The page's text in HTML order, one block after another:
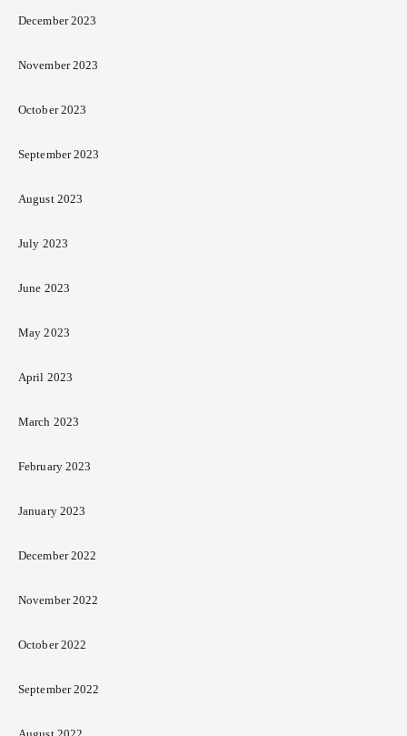
December 2023
November 2023
October 2023
September 2023
August 2023
July 2023
June 2023
May 2023
April 2023
March 2023
February 2023
January 2023
December 2022
November 2022
October 2022
September 2022